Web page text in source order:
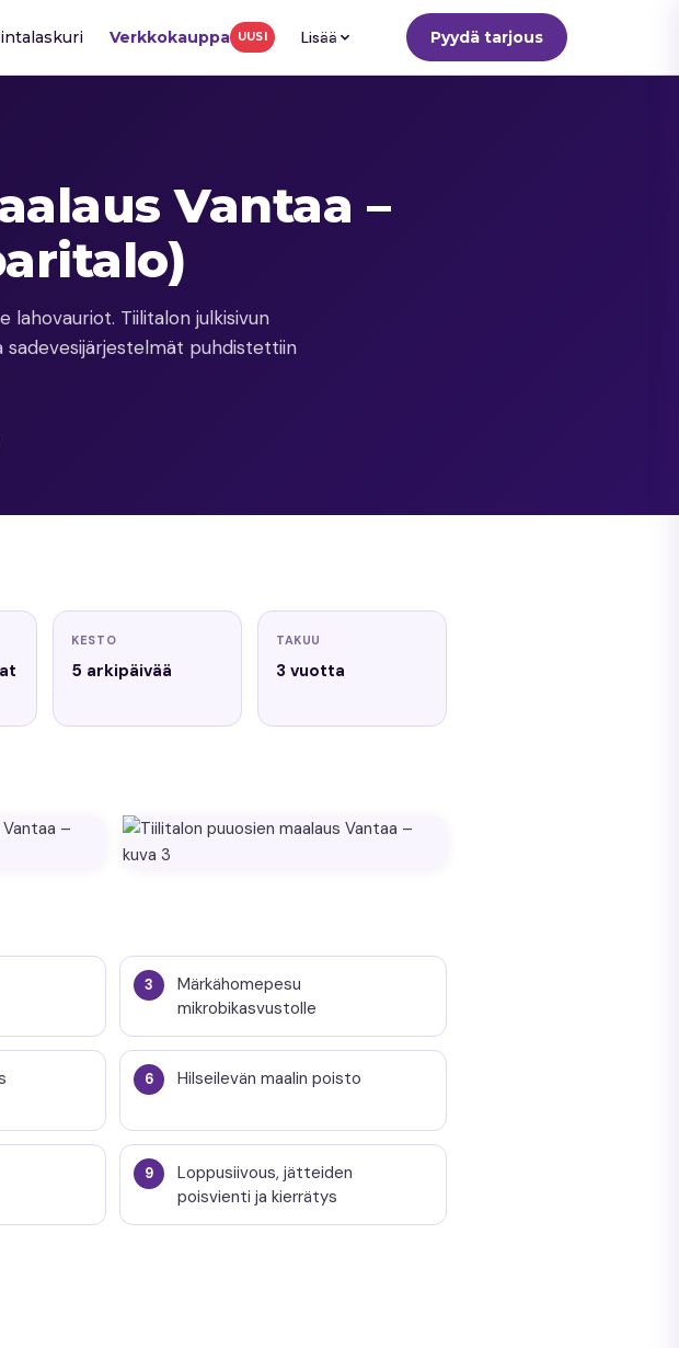
Verkkokauppa UUSI Lisää Pyydä tarjous
Vantaa –
lahovauriot. Tiilitalon julkisivun
sadevesijärjestelmät puhdistettiin
KESTO
5 arkipäivää
TAKUU
3 vuotta
Märkähomepesu
mikrobikasvustolle
Hilseilevän maalin poisto
Loppusiivous, jätteiden
poisvienti ja kierrätys